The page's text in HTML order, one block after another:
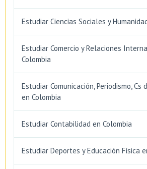
Estudiar Ciencias Sociales y
Estudiar Comercio y Relaciones
Colombia
Estudiar Comunicación, Periodismo,
en Colombia
Estudiar Contabilidad en Colombia
Estudiar Deportes y Educación Física